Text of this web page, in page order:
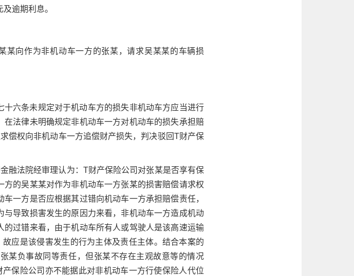
逾期利息。
某向作为非机动车一方的张某，请求吴某某的车辆损
六条未规定对于机动车方的损失非机动车方应当进行
法律未明确规定非机动车一方对机动车的损失承担赔
偿权向非机动车一方追偿财产损失，判决驳回T财产保
融法院经审理认为：T财产保险公司对张某是否享有保
的吴某某对作为非机动车一方张某的损害赔偿请求权
一方是否应根据其过错向机动车一方承担赔偿责任，
与导致损害发生的原因力来看，非机动车一方造成机动
过错来看，由于机动车所有人或驾驶人是该高速运输
应是该侵害发生的行为主体及责任主体。结合本案的
某负事故同等责任，但张某不存在主观故意等的情况
保险公司亦不能据此对非机动车一方行使保险人代位